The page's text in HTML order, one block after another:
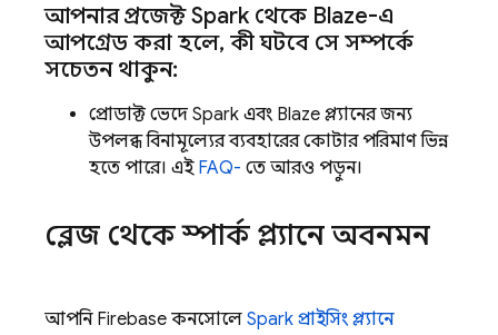
আপনার প্রজেক্ট Spark থেকে Blaze-এ
আপগ্রেড করা হলে, কী ঘটবে সে সম্পর্কে
সচেতন থাকুন:
প্রোডাক্ট ভেদে Spark এবং Blaze প্ল্যানের জন্য
উপলব্ধ বিনামূল্যের ব্যবহারের কোটার পরিমাণ ভিন্ন
হতে পারে। এই FAQ- তে আরও পড়ুন।
ব্লেজ থেকে স্পার্ক প্ল্যানে অবনমন
আপনি Firebase কনসোলে Spark প্রাইসিং প্ল্যানে